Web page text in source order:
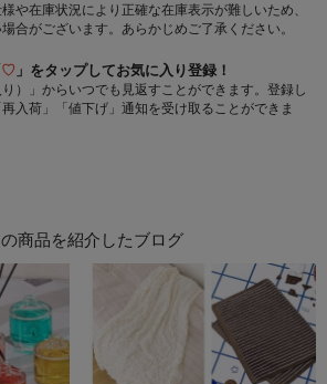
や在庫状況により正確な在庫表示が難しいため、
合がございます。あらかじめご了承ください。
♡ 」をタップしてお気に入り登録！
）」からいつでも見返すことができます。登録し
入荷」「値下げ」通知を受け取ることができま
商品を紹介したブログ